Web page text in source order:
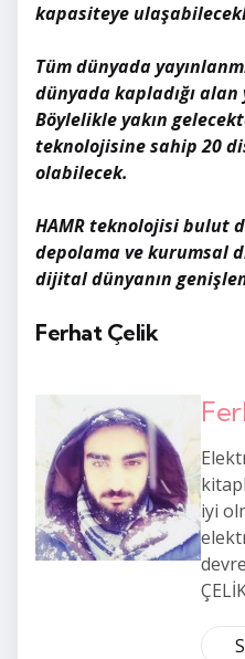
kapasiteye
Tüm dünyada
dünyada kapladığı alan
Böylelikle yakın
teknolojisine sahip 20
olabilecek.
HAMR teknolojisi bulut
depolama ve kurumsal
dijital dünyanın
Ferhat Çelik
iyi